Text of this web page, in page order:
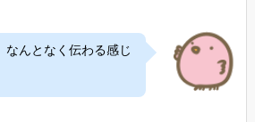
なんとなく伝わる感じ